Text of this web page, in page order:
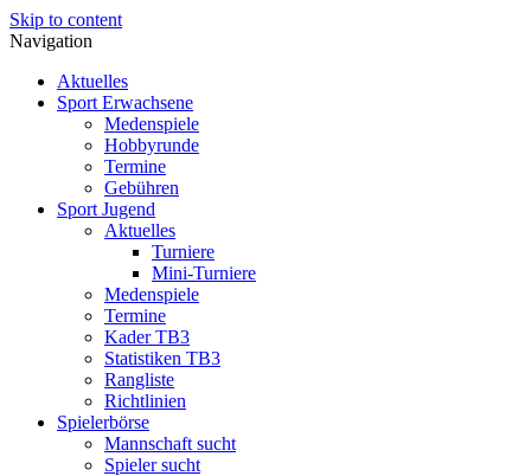
Skip to content
Navigation
Aktuelles
Sport Erwachsene
Medenspiele
Hobbyrunde
Termine
Gebühren
Sport Jugend
Aktuelles
Turniere
Mini-Turniere
Medenspiele
Termine
Kader TB3
Statistiken TB3
Rangliste
Richtlinien
Spielerbörse
Mannschaft sucht
Spieler sucht